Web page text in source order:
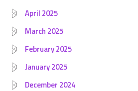
April 2025
March 2025
February 2025
January 2025
December 2024